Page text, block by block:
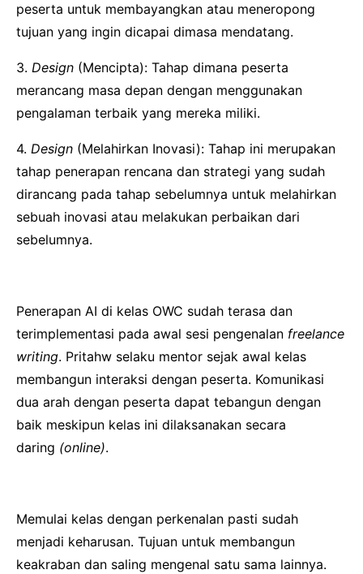
peserta untuk membayangkan atau meneropong
tujuan yang ingin dicapai dimasa mendatang.
3. Design (Mencipta): Tahap dimana peserta
merancang masa depan dengan menggunakan
pengalaman terbaik yang mereka miliki.
4. Design (Melahirkan Inovasi): Tahap ini merupakan
tahap penerapan rencana dan strategi yang sudah
dirancang pada tahap sebelumnya untuk melahirkan
sebuah inovasi atau melakukan perbaikan dari
sebelumnya.
Penerapan AI di kelas OWC sudah terasa dan
terimplementasi pada awal sesi pengenalan freelance
writing. Pritahw selaku mentor sejak awal kelas
membangun interaksi dengan peserta. Komunikasi
dua arah dengan peserta dapat tebangun dengan
baik meskipun kelas ini dilaksanakan secara
daring (online).
Memulai kelas dengan perkenalan pasti sudah
menjadi keharusan. Tujuan untuk membangun
keakraban dan saling mengenal satu sama lainnya.